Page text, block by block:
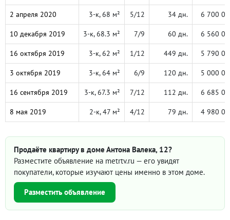
2 апреля 2020 3-к, 68 м² 5/12 34 дн. 6 700
10 декабря 2019 3-к, 68.3 м² 7/9 60 дн. 6 560
16 октября 2019 3-к, 62 м² 1/12 449 дн. 5 790
3 октября 2019 3-к, 64 м² 6/9 120 дн. 5 000
16 сентября 2019 3-к, 67.3 м² 7/12 112 дн. 6 685
8 мая 2019 2-к, 47 м² 4/12 79 дн. 4 980
Продаёте квартиру в доме Антона Валека, 12?
Разместите объявление на metrtv.ru — его увидят
покупатели, которые изучают цены именно в этом доме.
Разместить объявление